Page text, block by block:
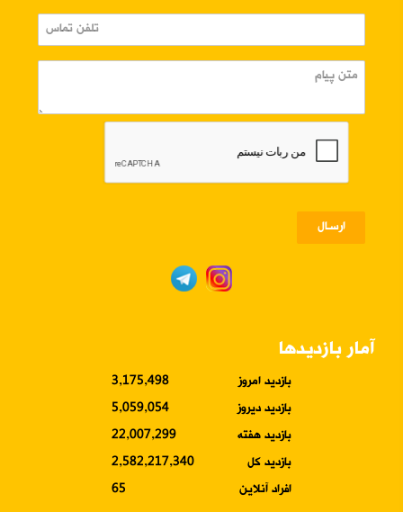
ارسـال
آمار بازدیدها
بازدید امروز
3,175,498
بازدید دیروز
5,059,054
بازدید هفته
22,007,299
بازدید کل
2,582,217,340
افراد آنلاین
65